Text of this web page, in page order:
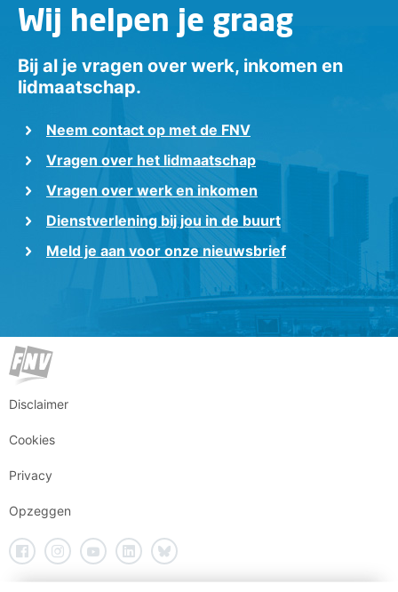
Wij helpen je graag
Bij al je vragen over werk, inkomen en
lidmaatschap.
Neem contact op met de FNV
Vragen over het lidmaatschap
Vragen over werk en inkomen
Dienstverlening bij jou in de buurt
Meld je aan voor onze nieuwsbrief
Disclaimer
Cookies
Privacy
Opzeggen